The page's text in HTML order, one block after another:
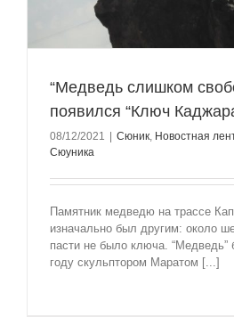
“Медведь слишком
появился “Ключ
08/12/2021 | Сюник Новостная
Сюуника
Памятник медведю на трассе
изначально был другим: около
пасти не было ключа. “Медведь”
году скульптором Маратом [...]